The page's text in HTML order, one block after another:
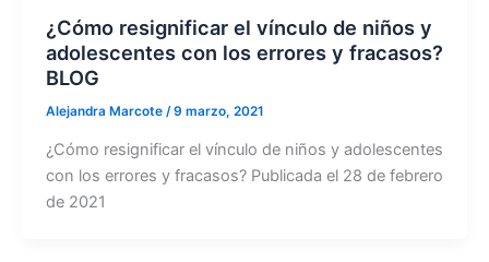
¿Cómo resignificar el vínculo de niños y
adolescentes con los errores y fracasos?
BLOG
Alejandra Marcote /9 marzo, 2021
¿Cómo resignificar el vínculo de niños y adolescentes
con los errores y fracasos? Publicada el 28 de febrero
de 2021